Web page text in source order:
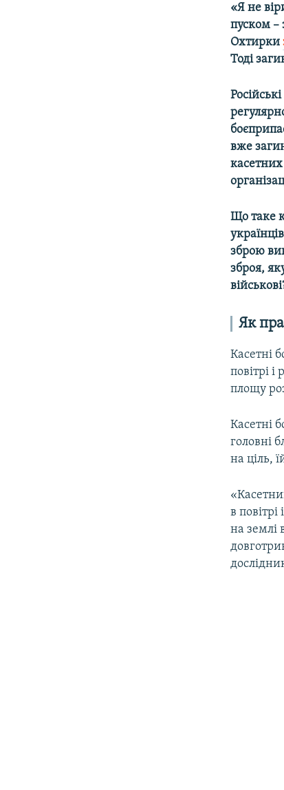
«Я не
пуском –
Охтирки
Тоді
вже
Що таке
зброю
зброя,
Як
Касетні
повітрі
площу
Касетні
головні
на ціль,
в
на землі